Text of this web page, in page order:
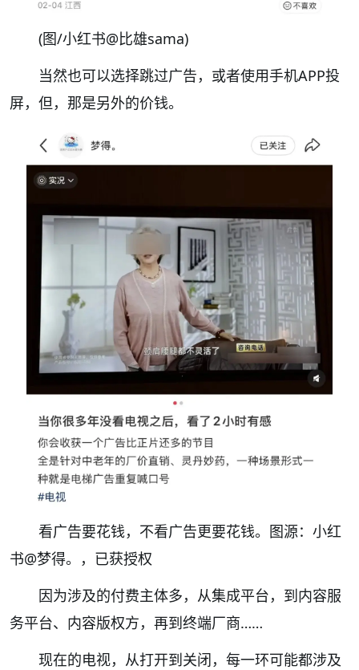
(图/小红书@比雄sama)
当然也可以选择跳过广告，或者使用手机APP投
屏， 但，那是另外的价钱。
看广告要花钱，不看广告更要花钱。 图源：小红
书@梦得。，已获授权
因为涉及的付费主体多，从集成平台，到内容服
务平台、 内容版权方，再到终端厂商……
现在的电视，从打开到关闭，每一环可能都涉及